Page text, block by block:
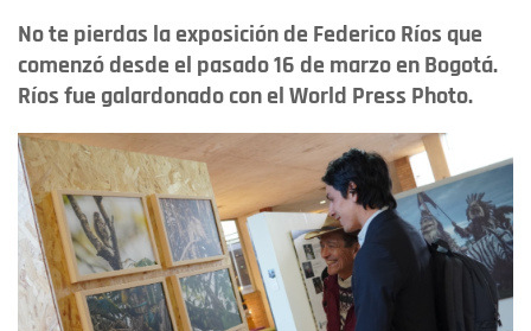
No te pierdas la exposición de Federico Ríos que
comenzó desde el pasado 16 de marzo en Bogotá.
Ríos fue galardonado con el World Press Photo.